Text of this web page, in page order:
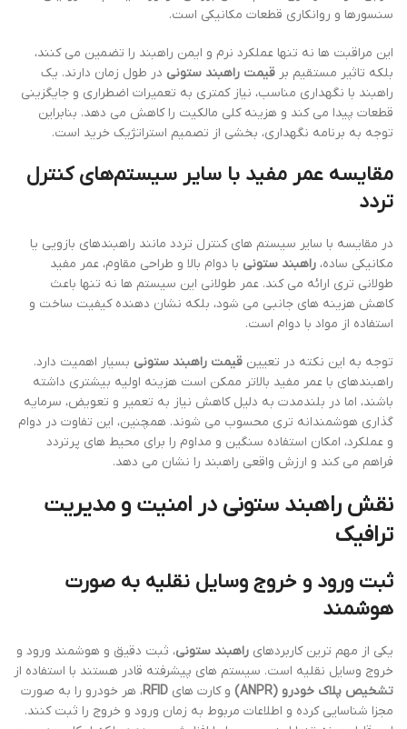
سنسورها و روانکاری قطعات مکانیکی است.
این مراقبت ها نه تنها عملکرد نرم و ایمن راهبند را تضمین می کنند،
بلکه تاثیر مستقیم بر قیمت راهبند ستونی در طول زمان دارند. یک
راهبند با نگهداری مناسب، نیاز کمتری به تعمیرات اضطراری و جایگزینی
قطعات پیدا می کند و هزینه کلی مالکیت را کاهش می دهد. بنابراین
توجه به برنامه نگهداری، بخشی از تصمیم استراتژیک خرید است.
مقایسه عمر مفید با سایر سیستم‌های کنترل
تردد
در مقایسه با سایر سیستم های کنترل تردد مانند راهبندهای بازویی یا
مکانیکی ساده، راهبند ستونی با دوام بالا و طراحی مقاوم، عمر مفید
طولانی تری ارائه می کند. عمر طولانی این سیستم ها نه تنها باعث
کاهش هزینه های جانبی می شود، بلکه نشان دهنده کیفیت ساخت و
استفاده از مواد با دوام است.
توجه به این نکته در تعیین قیمت راهبند ستونی بسیار اهمیت دارد.
راهبندهای با عمر مفید بالاتر ممکن است هزینه اولیه بیشتری داشته
باشند، اما در بلندمدت به دلیل کاهش نیاز به تعمیر و تعویض، سرمایه
گذاری هوشمندانه تری محسوب می شوند. همچنین، این تفاوت در دوام
و عملکرد، امکان استفاده سنگین و مداوم را برای محیط های پرتردد
فراهم می کند و ارزش واقعی راهبند را نشان می دهد.
نقش راهبند ستونی در امنیت و مدیریت
ترافیک
ثبت ورود و خروج وسایل نقلیه به صورت
هوشمند
یکی از مهم ترین کاربردهای راهبند ستونی، ثبت دقیق و هوشمند ورود و
خروج وسایل نقلیه است. سیستم های پیشرفته قادر هستند با استفاده از
تشخیص پلاک خودرو (ANPR)
و کارت های RFID، هر خودرو را به صورت
مجزا شناسایی کرده و اطلاعات مربوط به زمان ورود و خروج را ثبت کنند.